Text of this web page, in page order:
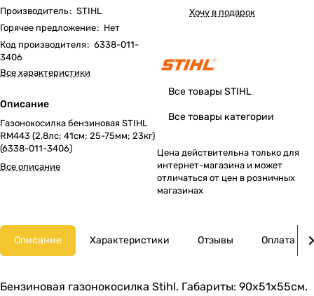
Производитель: STIHL
Горячее предложение: Нет
Код производителя: 6338-011-
3406
Все характеристики
Описание
Газонокосилка бензиновая STIHL
RM443 (2,8лс; 41cм; 25-75мм; 23кг)
(6338-011-3406)
Все описание
Хочу в подарок
Все товары STIHL
Все товары категории
Цена действительна только для
интернет-магазина и может
отличаться от цен в розничных
магазинах
Описание Характеристики Отзывы Оплата
Бензиновая газонокосилка Stihl. Габариты: 90x51x55см.